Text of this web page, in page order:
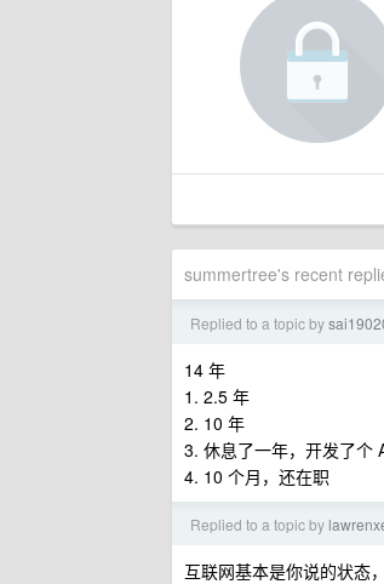
summertree's recent
Replied to a topic by
14 年
1. 2.5 年
2. 10 年
3. 休息了一年，开发了个
4. 10 个月，还在职
Replied to a topic by
互联网基本是你说的状态